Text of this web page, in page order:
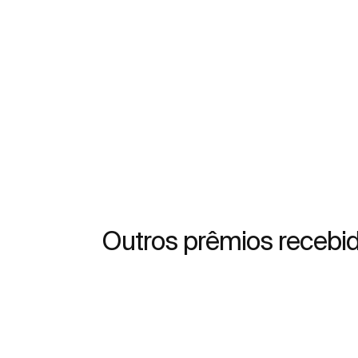
Outros prêmios